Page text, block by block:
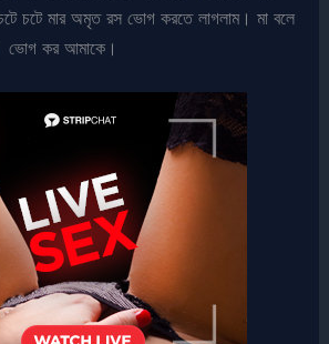
চটে মার অমৃত রস ভোগ করতে লাগলাম। মা বলে
ভোগ কর আমাকে।